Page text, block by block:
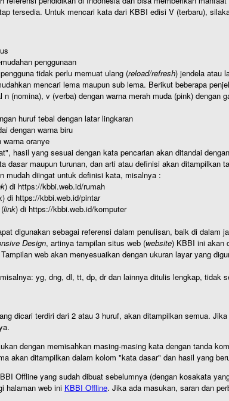
tersedia. Untuk mencari kata dari KBBI edisi V (terbaru),
penggunaan
tidak perlu memuat ulang (reload/refresh) jendela atau
mencari lema maupun sub lema. Berikut beberapa
(nomina), v (verba) dengan warna merah muda (pink)
huruf tebal dengan latar lingkaran
dengan warna biru
warna oranye
hasil yang sesuai dengan kata pencarian akan ditandai
dasar maupun turunan, dan arti atau definisi akan ditampilkan
mudah diingat untuk definisi kata, misalnya :
) di https://kbbi.web.id/rumah
) di https://kbbi.web.id/pintar
link) di https://kbbi.web.id/komputer
digunakan sebagai referensi dalam penulisan, baik di dalam
Design, artinya tampilan situs web (website) KBBI ini akan
web akan menyesuaikan dengan ukuran layar yang
yg, dng, dl, tt, dp, dr dan lainnya ditulis lengkap, tidak
dicari terdiri dari 2 atau 3 huruf, akan ditampilkan semua.
dengan memisahkan masing-masing kata dengan tanda
akan ditampilkan dalam kolom "kata dasar" dan hasil yang
Offline yang sudah dibuat sebelumnya (dengan kosakata
halaman web ini KBBI Offline. Jika ada masukan, saran dan